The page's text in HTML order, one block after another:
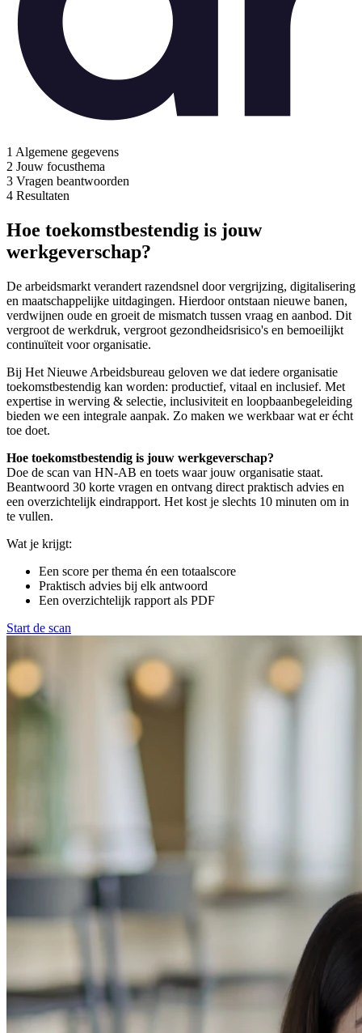
1 Algemene gegevens
2 Jouw focusthema
3 Vragen beantwoorden
4 Resultaten
Hoe toekomstbestendig is jouw
werkgeverschap?
De arbeidsmarkt verandert razendsnel door vergrijzing, digitalisering
en maatschappelijke uitdagingen. Hierdoor ontstaan nieuwe banen,
verdwijnen oude en groeit de mismatch tussen vraag en aanbod. Dit
vergroot de werkdruk, vergroot gezondheidsrisico's en bemoeilijkt
continuïteit voor organisatie.
Bij Het Nieuwe Arbeidsbureau geloven we dat iedere organisatie
toekomstbestendig kan worden: productief, vitaal en inclusief. Met
expertise in werving & selectie, inclusiviteit en loopbaanbegeleiding
bieden we een integrale aanpak. Zo maken we werkbaar wat er écht
toe doet.
Hoe toekomstbestendig is jouw werkgeverschap?
Doe de scan van HN-AB en toets waar jouw organisatie staat.
Beantwoord 30 korte vragen en ontvang direct praktisch advies en
een overzichtelijk eindrapport. Het kost je slechts 10 minuten om in
te vullen.
Wat je krijgt:
Een score per thema én een totaalscore
Praktisch advies bij elk antwoord
Een overzichtelijk rapport als PDF
Start de scan